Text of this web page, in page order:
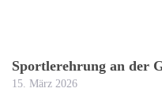
Sportlerehrung an der
15. März 2026